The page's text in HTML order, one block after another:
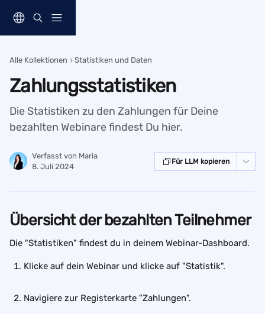
Alle Kollektionen Statistiken und Daten
Zahlungsstatistiken
Die Statistiken zu den Zahlungen für Deine
bezahlten Webinare findest Du hier.
Verfasst von Maria
8. Juli 2024
Für LLM kopieren
Übersicht der bezahlten Teilnehmer
Die "Statistiken" findest du in deinem Webinar-Dashboard.
Klicke auf dein Webinar und klicke auf "Statistik".
Navigiere zur Registerkarte "Zahlungen".